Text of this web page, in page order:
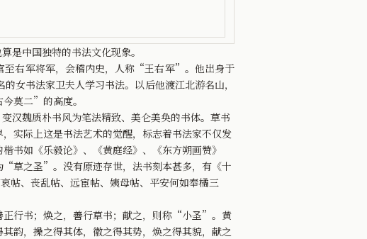
是中国独特的书法文化现象。
至右军将军，会稽内史，人称“王右军”。他出身于
女书法家卫夫人学习书法。以后他渡江北游名山，
莫二”的高度。
汉魏质朴书风为笔法精致、美仑美奂的书体。草书
实际上这是书法艺术的觉醒，标志着书法家不仅发
如《乐毅论》、《黄庭经》、《东方朔画赞》
草之圣”。没有原迹存世，法书刻本甚多，有《十
帖、丧乱帖、远宦帖、姨母帖、平安何如奉橘三
行书；焕之，善行草书；献之，则称“小圣”。黄
韵，操之得其体，徽之得其势，焕之得其貌，献之